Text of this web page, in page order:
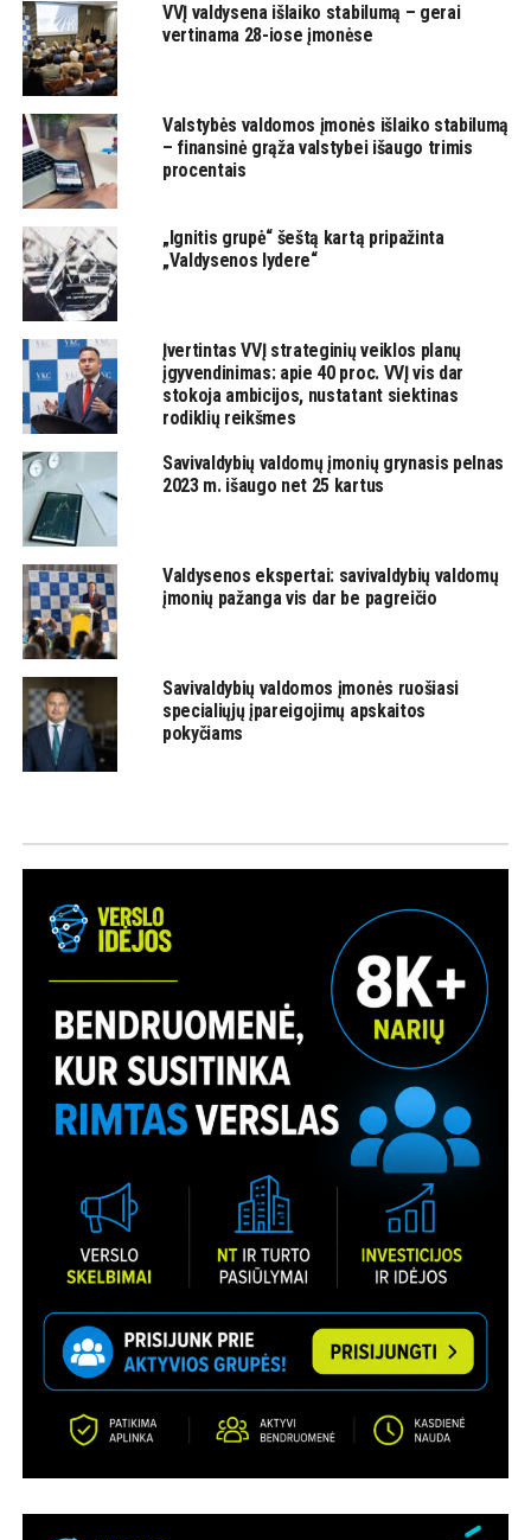
VVĮ valdysena išlaiko stabilumą – gerai
vertinama 28-iose įmonėse
Valstybės valdomos įmonės išlaiko stabilumą
– finansinė grąža valstybei išaugo trimis
procentais
„Ignitis grupė“ šeštą kartą pripažinta
„Valdysenos lydere“
Įvertintas VVĮ strateginių veiklos planų
įgyvendinimas: apie 40 proc. VVĮ vis dar
stokoja ambicijos, nustatant siektinas
rodiklių reikšmes
Savivaldybių valdomų įmonių grynasis pelnas
2023 m. išaugo net 25 kartus
Valdysenos ekspertai: savivaldybių valdomų
įmonių pažanga vis dar be pagreičio
Savivaldybių valdomos įmonės ruošiasi
specialiųjų įpareigojimų apskaitos
pokyčiams